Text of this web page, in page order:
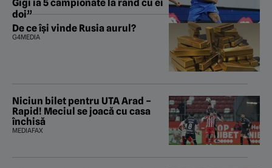
Gigi ia 5 campionate la rând cu ei
doi”
De ce își vinde Rusia aurul?
G4MEDIA
Niciun bilet pentru UTA Arad –
Rapid! Meciul se joacă cu casa
închisă
MEDIAFAX